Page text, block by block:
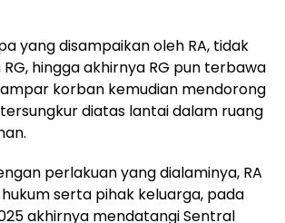
yang disampaikan oleh RA, tidak
hingga akhirnya RG pun terbawa
korban kemudian mendorong
diatas lantai dalam ruang
perlakuan yang dialaminya, RA
serta pihak keluarga, pada
akhirnya mendatangi Sentral